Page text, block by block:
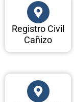
Registro Civil
Cañizo